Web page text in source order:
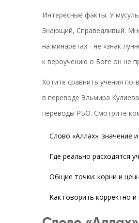
Интересные факты. У
Знающий, Справедливый.
на минаретах - не «знак
к вероучению о Боге он не
Хотите сравнить учения
в переводе Эльмира
переводы РБО. Смотрите
Слово «Аллах»: значение
Где реально расходятся
Общие точки: корни и
Как говорить корректно и